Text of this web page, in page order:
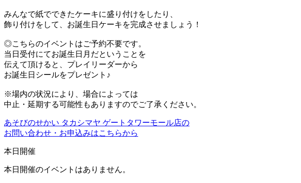
みんなで紙でできたケーキに盛り付けをしたり、
飾り付けをして、お誕生日ケーキを完成させましょう！
◎こちらのイベントはご予約不要です。
当日受付にてお誕生日月だということを
伝えて頂けると、プレイリーダーから
お誕生日シールをプレゼント♪
※場内の状況により、場合によっては
中止・延期する可能性もありますのでご了承ください。
あそびのせかい タカシマヤ ゲートタワーモール店の
お問い合わせ・お申込みはこちらから
本日開催
本日開催のイベントはありません。